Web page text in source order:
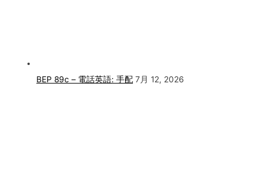
BEP 89c – 電話英語: 手配 7月 12, 2026